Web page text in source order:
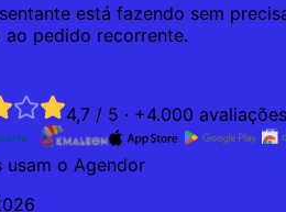
está fazendo sem
pedido recorrente.
4,7 / 5 · +4.000 avaliações
usam o Agendor